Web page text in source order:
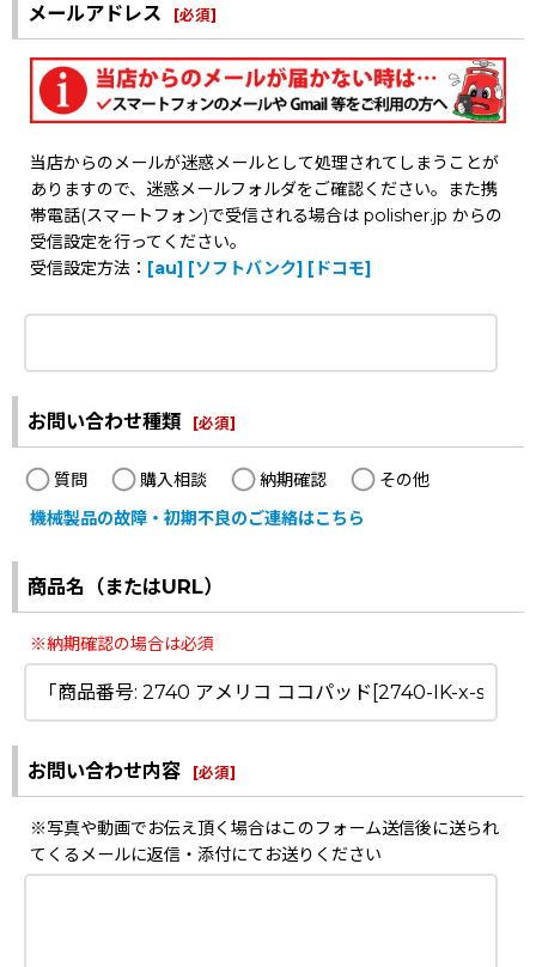
メールアドレス [必須]
当店からのメールが迷惑メールとして処理されてしまうことが
ありますので、迷惑メールフォルダをご確認ください。また携
帯電話(スマートフォン)で受信される場合は polisher.jp からの
受信設定を行ってください。
受信設定方法： [au] [ソフトバンク] [ドコモ]
お問い合わせ種類 [必須]
質問 購入相談 納期確認
その他
機械製品の故障・初期不良のご連絡はこちら
商品名（またはURL）
※納期確認の場合は必須
お問い合わせ内容 [必須]
※写真や動画でお伝え頂く場合はこのフォーム送信後に送られ
てくるメールに返信・添付にてお送りください